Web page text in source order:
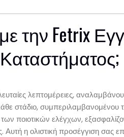
την Fetrix
λεπτομέρειες,
στάδιο, συμπεριλαμβανομένου
ποιοτικών ελέγχων,
η ολιστική προσέγγιση σας